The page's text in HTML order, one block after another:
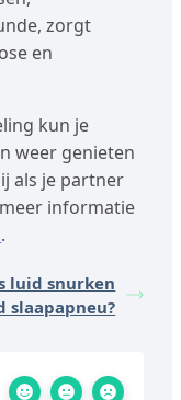
zorgt
en
kun je
weer genieten
als je partner
informatie
.
luid snurken
slaapapneu?